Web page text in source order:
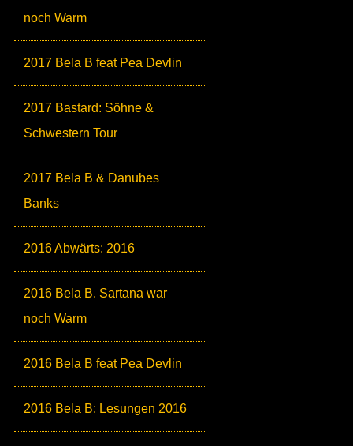
noch Warm
2017 Bela B feat Pea Devlin
2017 Bastard: Söhne &
Schwestern Tour
2017 Bela B & Danubes
Banks
2016 Abwärts: 2016
2016 Bela B. Sartana war
noch Warm
2016 Bela B feat Pea Devlin
2016 Bela B: Lesungen 2016